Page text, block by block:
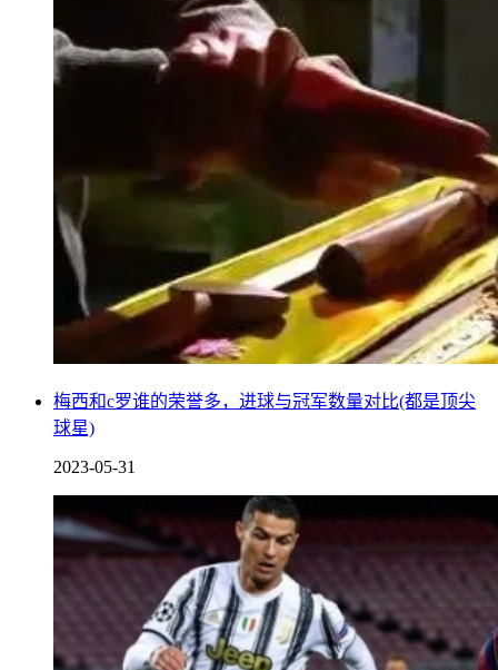
梅西和c罗谁的荣誉多，进球与冠军数量对比(都是顶尖
球星)
2023-05-31